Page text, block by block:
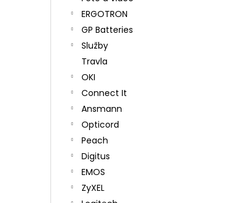
ERGOTRON
GP Batteries
Služby
Travla
OKI
Connect It
Ansmann
Opticord
Peach
Digitus
EMOS
ZyXEL